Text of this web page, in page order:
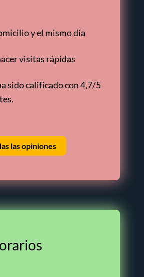
y el mismo día
visitas rápidas
sido calificado con 4,7/5
las opiniones